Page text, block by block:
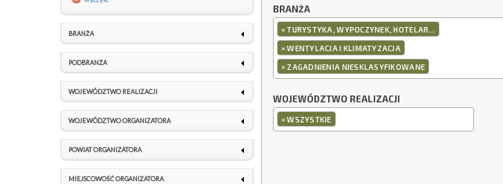
BRANŻA
×TURYSTYKA, WYPOCZYNEK, HOTELAR...
×WENTYLACJA I KLIMATYZACJA
× ZAGADNIENIA NIESKLASYFIKOWANE
WOJEWÓDZTWO REALIZACJI
×WSZYSTKIE
BRANŻA
PODBRANŻA
WOJEWÓDZTWO REALIZACJI
WOJEWÓDZTWO ORGANIZATORA
POWIAT ORGANIZATORA
MIEJSCOWOŚĆ ORGANIZATORA